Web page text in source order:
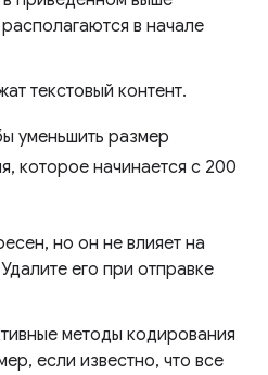
в начале
текстовый контент.
уменьшить размер
которое начинается с 200
но он не влияет на
его при отправке
методы кодирования
если известно, что все